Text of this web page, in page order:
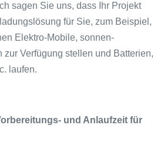
sagen Sie uns, dass Ihr Projekt
für Sie, zum Beispiel,
Elektro-Mobile, sonnen-
zur Verfügung stellen und Batterien,
laufen.
und Anlaufzeit für